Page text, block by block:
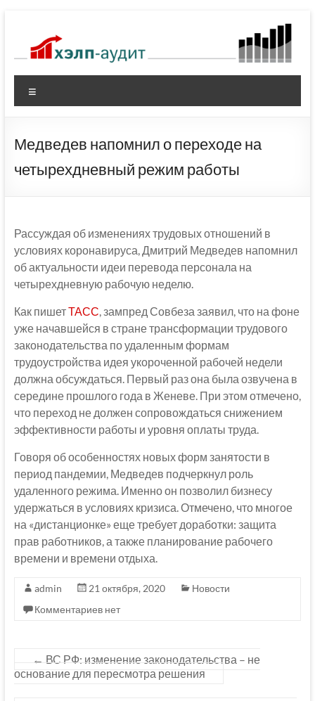
содержимому
Медведев напомнил о переходе на
четырехдневный режим работы
Рассуждая об изменениях трудовых отношений в
условиях коронавируса, Дмитрий Медведев напомнил
об актуальности идеи перевода персонала на
четырехдневную рабочую неделю.
Как пишетТАСС, зампред Совбеза заявил, что на фоне
уже начавшейся в стране трансформации трудового
законодательства по удаленным формам
трудоустройства идея укороченной рабочей недели
должна обсуждаться. Первый раз она была озвучена в
середине прошлого года в Женеве. При этом отмечено,
что переход не должен сопровождаться снижением
эффективности работы и уровня оплаты труда.
Говоря об особенностях новых форм занятости в
период пандемии, Медведев подчеркнул роль
удаленного режима. Именно он позволил бизнесу
удержаться в условиях кризиса. Отмечено, что многое
на «дистанционке» еще требует доработки: защита
прав работников, а также планирование рабочего
времени и времени отдыха.
admin 21 октября, 2020
Новости
Комментариев нет
← ВС РФ: изменение законодательства – не
основание для пересмотра решения